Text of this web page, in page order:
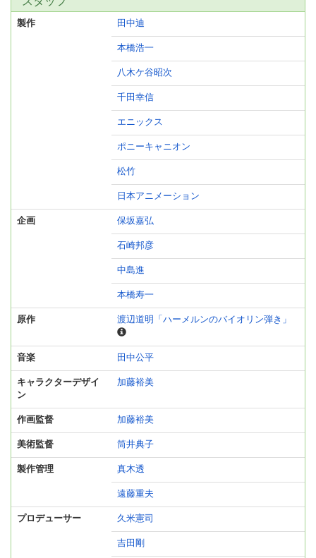
製作 田中迪
本橋浩一
八木ケ谷昭次
千田幸信
エニックス
ポニーキャニオン
松竹
日本アニメーション
企画 保坂嘉弘
石崎邦彦
中島進
本橋寿一
原作 渡辺道明「ハーメルンのバイオリン弾き」
音楽 田中公平
キャラクターデザイ
ン
加藤裕美
作画監督 加藤裕美
美術監督 筒井典子
製作管理 真木透
遠藤重夫
プロデューサー 久米憲司
吉田剛